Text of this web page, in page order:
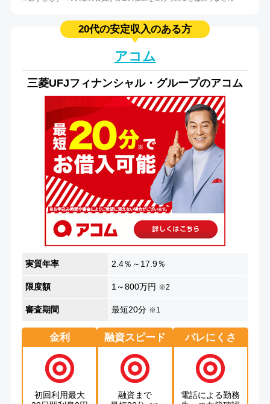
20代の安定収入のある方
アコム
三菱UFJフィナンシャル・グループのアコム
実質年率 2.4％～17.9％
限度額 1～800万円 ※2
審査期間 最短20分 ※1
金利
初回利用最大
融資スピード
融資まで
バレにくさ
電話による勤務